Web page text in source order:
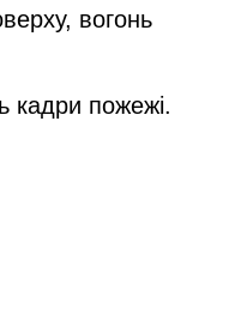
вогонь
кадри пожежі.